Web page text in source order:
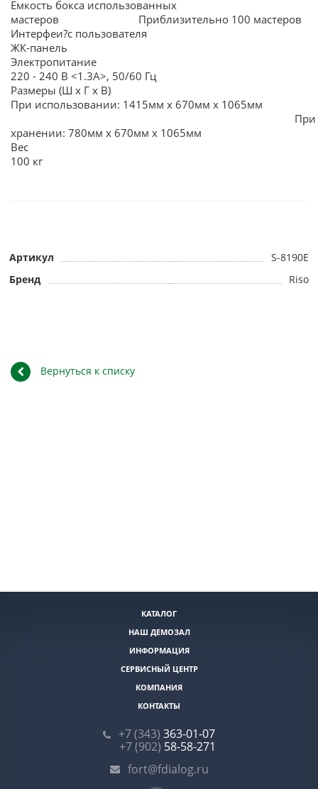
Емкость бокса использованных
мастеров Приблизительно 100 мастеров
Интерфеи?с пользователя
ЖК-панель
Электропитание
220 - 240 В <1.3A>, 50/60 Гц
Размеры (Ш х Г х В)
При использовании: 1415мм х 670мм х 1065мм
При
хранении: 780мм х 670мм х 1065мм
Вес
100 кг
Артикул
S-8190E
Бренд
Riso
Вернуться к списку
КАТАЛОГ
НАШ ДЕМОЗАЛ
ИНФОРМАЦИЯ
СЕРВИСНЫЙ ЦЕНТР
КОМПАНИЯ
КОНТАКТЫ
+7 (343) 363-01-07
+7 (902) 58-58-271
fort@fdialog.ru